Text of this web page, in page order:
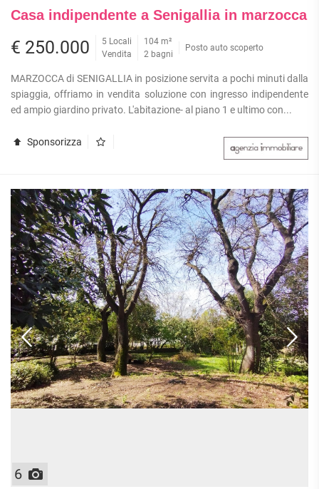
Casa indipendente a Senigallia in marzocca
€ 250.000
5 Locali
Vendita
104 m²
2 bagni
Posto auto scoperto
MARZOCCA di SENIGALLIA in posizione servita a pochi minuti dalla
spiaggia, offriamo in vendita soluzione con ingresso indipendente
ed ampio giardino privato. L'abitazione- al piano 1 e ultimo con...
Sponsorizza
6